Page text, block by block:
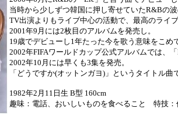
当時から少しずつ韓国に押し寄せていたR&Bの波
TV出演よりもライブ中心の活動で、最高のライ
2001年9月には2枚目のアルバムを発売し。
19歳でデビューし1年たった今を歌う意味をこめ
2002年FIFAワールドカップ公式アルバムでは、「
2002年10月には早くも3集を発売。
「どうですか(オットンガヨ)」というタイトル曲
1982年2月11日生 B型 160cm
趣味：電話、おいしいものを食べること 特技：